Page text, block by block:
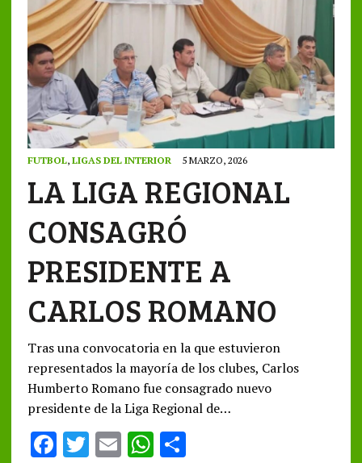
FUTBOL, LIGAS DEL INTERIOR 5 MARZO, 2026
LA LIGA REGIONAL
CONSAGRÓ
PRESIDENTE A
CARLOS ROMANO
Tras una convocatoria en la que estuvieron
representados la mayoría de los clubes, Carlos
Humberto Romano fue consagrado nuevo
presidente de la Liga Regional de…
F T E W S